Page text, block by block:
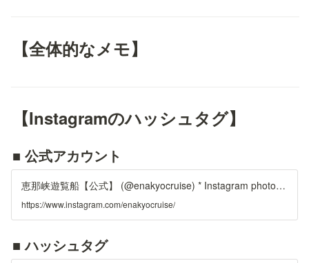
【全体的なメモ】
【Instagramのハッシュタグ】
■ 公式アカウント
恵那峡遊覧船【公式】 (@enakyocruise) * Instagram photos and videos
https://www.instagram.com/enakyocruise/
■ ハッシュタグ